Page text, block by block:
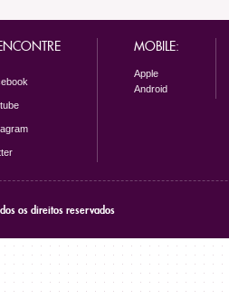
MOBILE:
Apple
Android
os direitos reservados